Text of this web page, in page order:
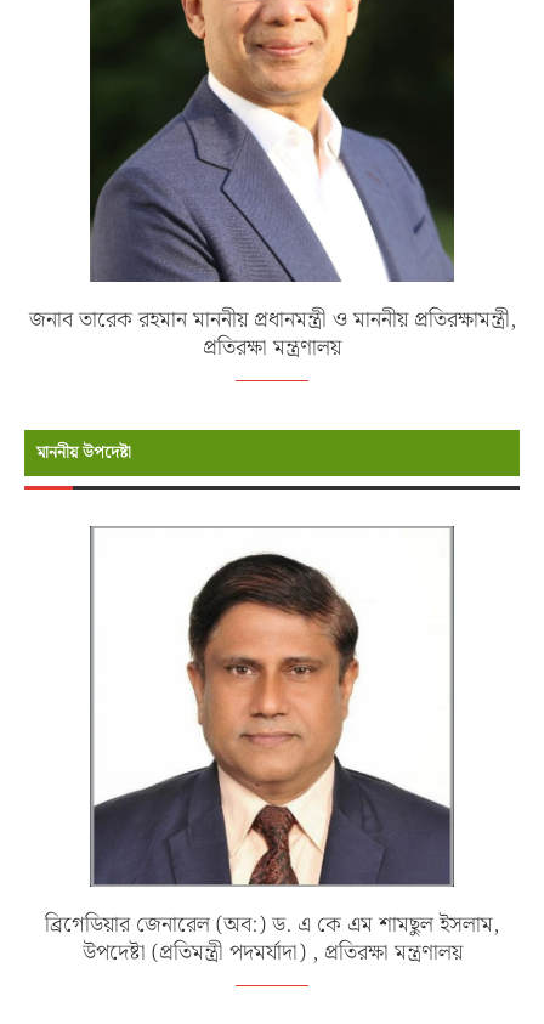
জনাব তারেক রহমান মাননীয় প্রধানমন্ত্রী ও মাননীয় প্রতিরক্ষামন্ত্রী,
প্রতিরক্ষা মন্ত্রণালয়
মাননীয় উপদেষ্টা
ব্রিগেডিয়ার জেনারেল (অব:) ড. এ কে এম শামছুল ইসলাম,
উপদেষ্টা (প্রতিমন্ত্রী পদমর্যাদা) , প্রতিরক্ষা মন্ত্রণালয়